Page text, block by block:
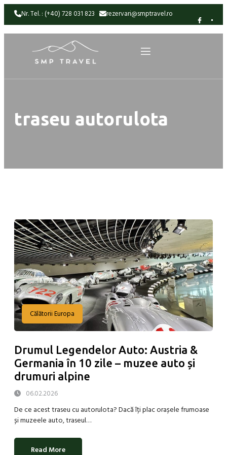
Nr. Tel. : (+40) 728 031 823 rezervari@smptravel.ro
traseu autorulota
Călătorii Europa
Drumul Legendelor Auto: Austria &
Germania în 10 zile – muzee auto și
drumuri alpine
06.02.2026
De ce acest traseu cu autorulota? Dacă îți plac orașele frumoase
și muzeele auto, traseul…
Read More